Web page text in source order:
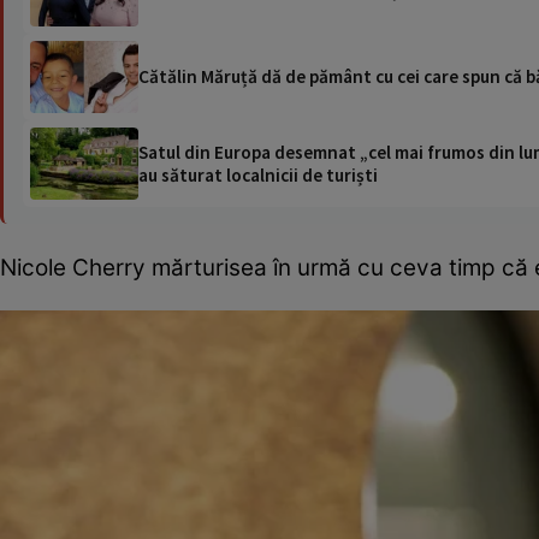
Cătălin Măruță dă de pământ cu cei care spun
Satul din Europa desemnat „cel mai frumos din
au săturat localnicii de turiști
Nicole Cherry mărturisea în urmă cu ceva timp